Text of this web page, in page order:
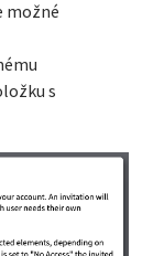
možné
s